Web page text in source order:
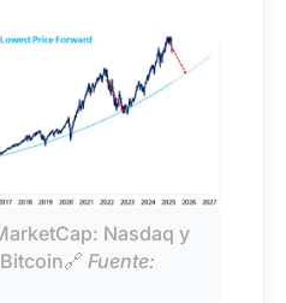
Nasdaq y
Fuente: